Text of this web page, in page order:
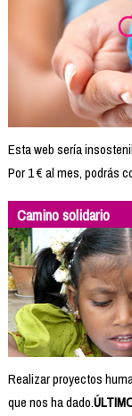
Esta web sería
Por 1 € al mes, podrás
Camino solidario
Realizar proyectos
que nos ha dado.